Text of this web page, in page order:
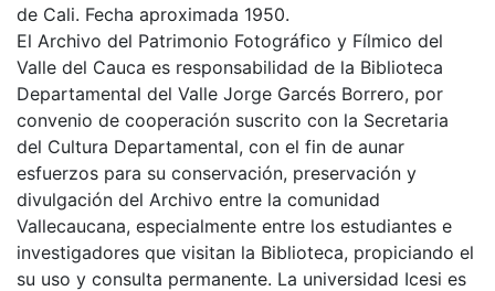
de Cali. Fecha aproximada 1950.
El Archivo del Patrimonio Fotográfico y Fílmico del
Valle del Cauca es responsabilidad de la Biblioteca
Departamental del Valle Jorge Garcés Borrero, por
convenio de cooperación suscrito con la Secretaria
del Cultura Departamental, con el fin de aunar
esfuerzos para su conservación, preservación y
divulgación del Archivo entre la comunidad
Vallecaucana, especialmente entre los estudiantes e
investigadores que visitan la Biblioteca, propiciando el
su uso y consulta permanente. La universidad Icesi es